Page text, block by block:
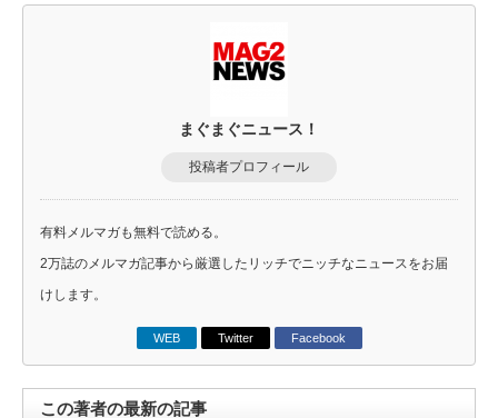
まぐまぐニュース！
投稿者プロフィール
有料メルマガも無料で読める。
2万誌のメルマガ記事から厳選したリッチでニッチなニュースをお届
けします。
WEB Twitter Facebook
この著者の最新の記事